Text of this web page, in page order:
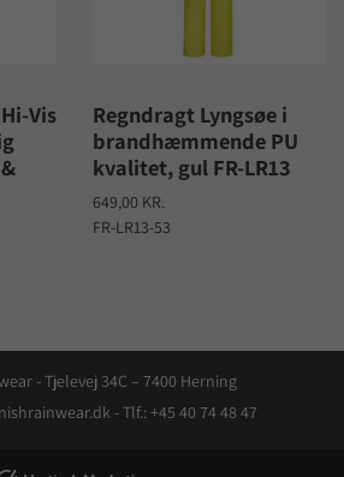
Vis
Regndragt Lyngsøe i
brandhæmmende PU
kvalitet, gul FR-LR13
649,00 KR.
FR-LR13-53
- Tjelevej 34C – 7400 Herning
- Tlf.:+45 40 74 48 47